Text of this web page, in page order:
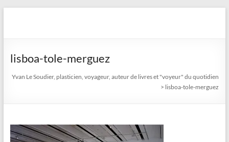
voyageur, auteur de livres
et "voyeur" du quotidien
lisboa-tole-merguez
Yvan Le Soudier, plasticien, voyageur, auteur de livres et "voyeur" du quotidien
> lisboa-tole-merguez